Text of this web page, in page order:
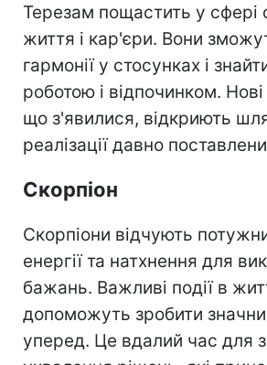
Терезам пощастить у сфері
життя і кар'єри. Вони
гармонії у стосунках і
роботою і відпочинком.
що з'явилися, відкриють
реалізації давно
Скорпіон
Скорпіони відчують
енергії та натхнення для
бажань. Важливі події в
допоможуть зробити
уперед. Це вдалий час для